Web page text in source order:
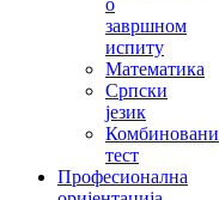
завршном
испиту
Математика
Српски
језик
Комбиновани
тест
Професионална